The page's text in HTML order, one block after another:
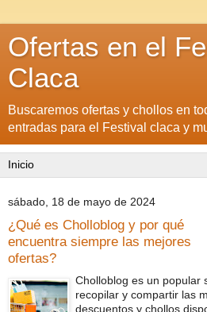
Ofertas en el
Claca
Buscaremos ofertas y chollos en
entradas para el Festival claca y
sábado, 18 de mayo de 2024
¿Qué es Cholloblog y por qué
encuentra siempre las mejores
ofertas?
Cholloblog es un popular
recopilar y compartir las
descuentos y chollos